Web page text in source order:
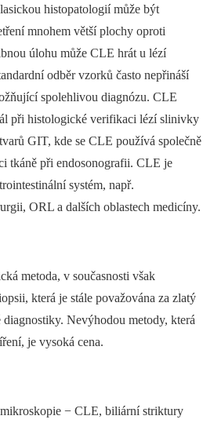
histopatologií může být
mnohem větší plochy oproti
úlohu může CLE hrát u lézí
odběr vzorků často nepřináší
spolehlivou diagnózu. CLE
při histologické verifikaci lézí slinivky
GIT, kde se CLE používá společně
tkáně při endosonografii. CLE je
systém, např.
ORL a dalších oblastech medicíny.
metoda, v současnosti však
která je stále považována za zlatý
Nevýhodou metody, která
je vysoká cena.
−⁠ CLE, biliární striktury